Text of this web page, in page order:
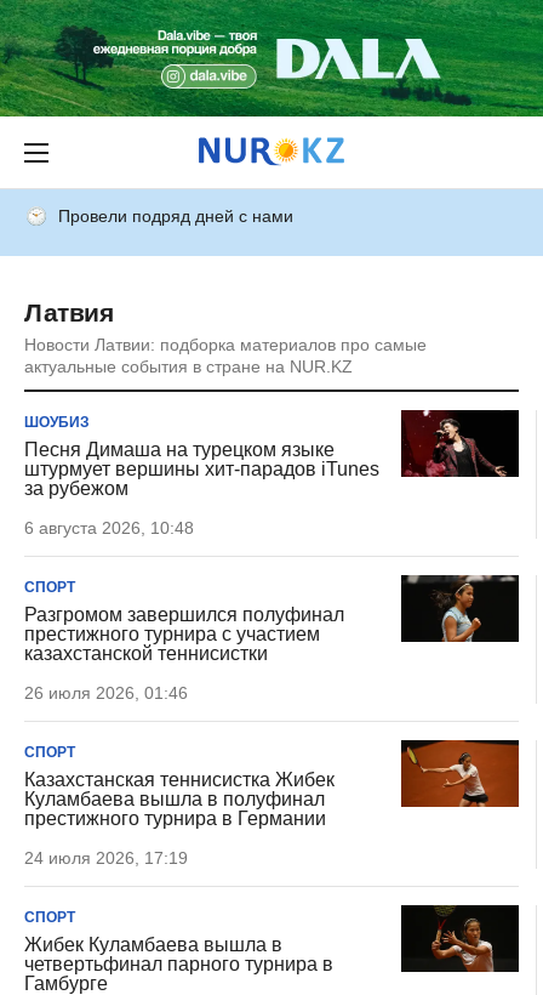
Провели подряд дней с нами
Латвия
Новости Латвии: подборка материалов про самые
актуальные события в стране на NUR.KZ
ШОУБИЗ
Песня Димаша на турецком языке
штурмует вершины хит-парадов iTunes
за рубежом
6 августа 2026, 10:48
СПОРТ
Разгромом завершился полуфинал
престижного турнира с участием
казахстанской теннисистки
26 июля 2026, 01:46
СПОРТ
Казахстанская теннисистка Жибек
Куламбаева вышла в полуфинал
престижного турнира в Германии
24 июля 2026, 17:19
СПОРТ
Жибек Куламбаева вышла в
четвертьфинал парного турнира в
Гамбурге